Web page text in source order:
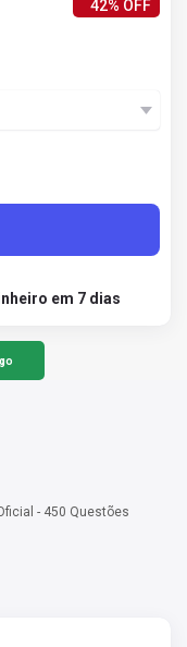
42% OFF
em 7 dias
- 450 Questões